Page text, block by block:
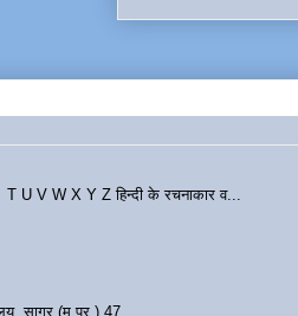
V W X Y Z हिन्दी के रचनाकार व...
सागर (म.प्र.) 47...